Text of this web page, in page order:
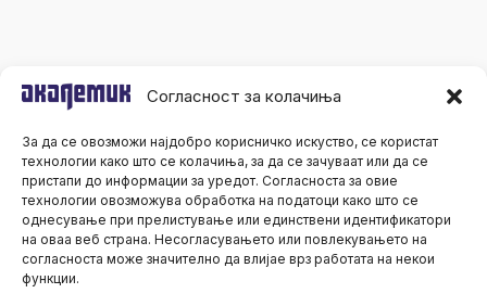
Согласност за колачиња
За да се овозможи најдобро корисничко искуство, се користат
технологии како што се колачиња, за да се зачуваат или да се
пристапи до информации за уредот. Согласноста за овие
технологии овозможува обработка на податоци како што се
однесување при прелистување или единствени идентификатори
на оваа веб страна. Несогласувањето или повлекувањето на
согласноста може значително да влијае врз работата на некои
функции.